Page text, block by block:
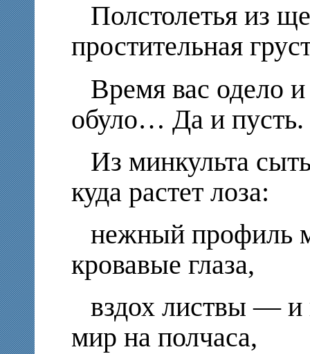
Полстолетья из
простительная
Время вас одело
обуло… Да и пусть.
Из минкульта
куда растет лоза:
нежный профиль
кровавые глаза,
вздох листвы — и
мир на полчаса,